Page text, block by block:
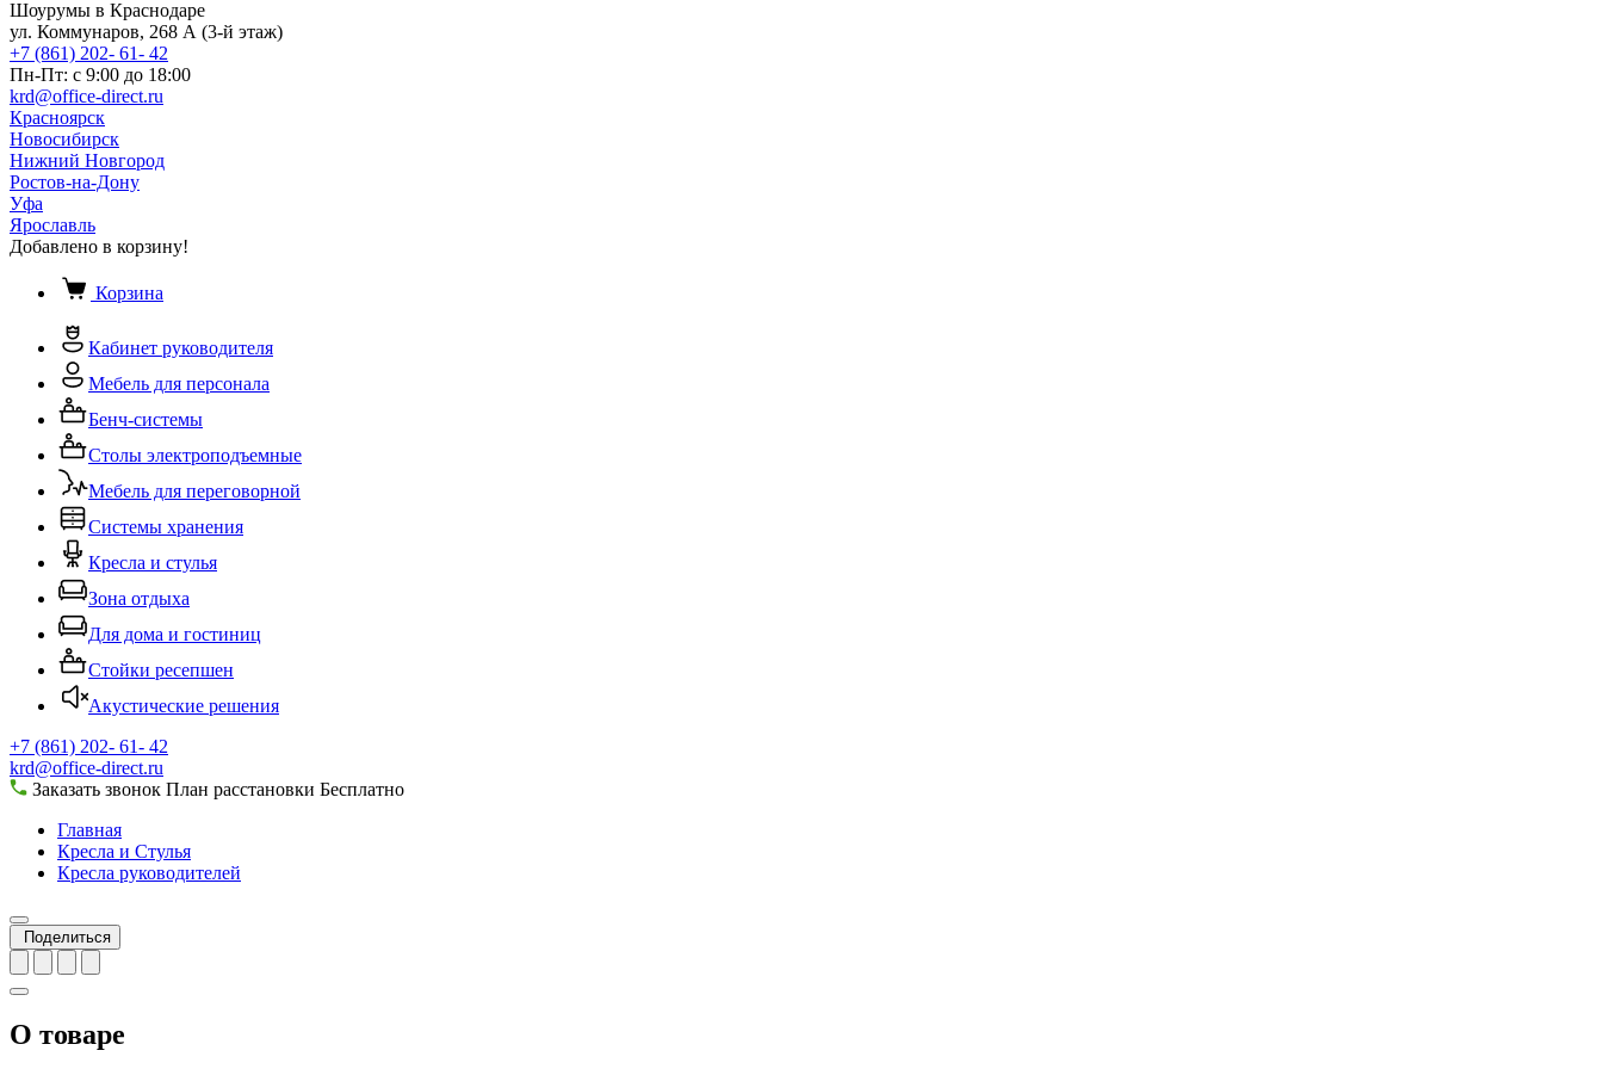
Шоурумы в Краснодаре
ул. Коммунаров, 268 А (3-й этаж)
+7 (861) 202- 61- 42
Пн-Пт: с 9:00 до 18:00
krd@office-direct.ru
Красноярск
Новосибирск
Нижний Новгород
Ростов-на-Дону
Уфа
Ярославль
Добавлено в корзину!
Корзина
Кабинет руководителя
Мебель для персонала
Бенч-системы
Столы электроподъемные
Мебель для переговорной
Системы хранения
Кресла и стулья
Зона отдыха
Для дома и гостиниц
Стойки ресепшен
Акустические решения
+7 (861) 202- 61- 42
krd@office-direct.ru
Заказать звонок План расстановки Бесплатно
Главная
Кресла и Стулья
Кресла руководителей
Поделиться
О товаре